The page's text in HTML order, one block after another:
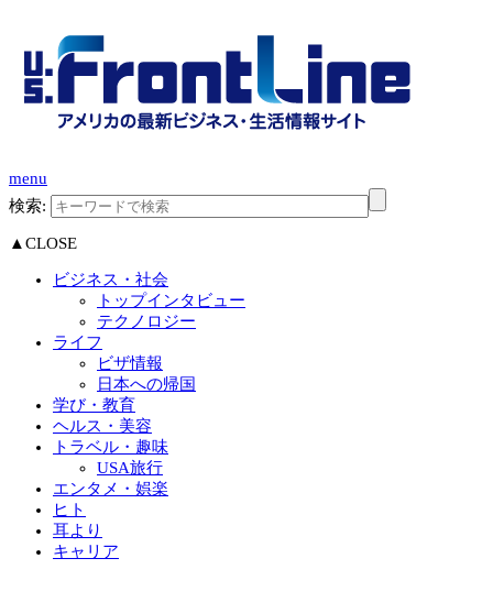
menu
検索:
▲CLOSE
ビジネス・社会
トップインタビュー
テクノロジー
ライフ
ビザ情報
日本への帰国
学び・教育
ヘルス・美容
トラベル・趣味
USA旅行
エンタメ・娯楽
ヒト
耳より
キャリア